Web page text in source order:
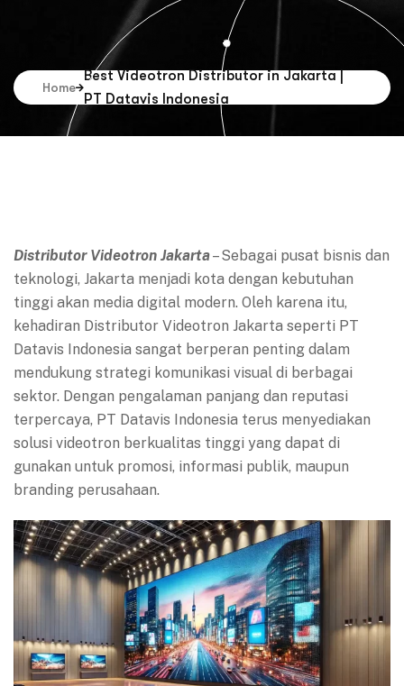
Home
Best Videotron Distributor in Jakarta |
PT Datavis Indonesia
Distributor Videotron Jakarta– Sebagai pusat bisnis dan
teknologi, Jakarta menjadi kota dengan kebutuhan
tinggi akan media digital modern. Oleh karena itu,
kehadiran Distributor Videotron Jakarta seperti PT
Datavis Indonesia sangat berperan penting dalam
mendukung strategi komunikasi visual di berbagai
sektor. Dengan pengalaman panjang dan reputasi
terpercaya, PT Datavis Indonesia terus menyediakan
solusi videotron berkualitas tinggi yang dapat di
gunakan untuk promosi, informasi publik, maupun
branding perusahaan.